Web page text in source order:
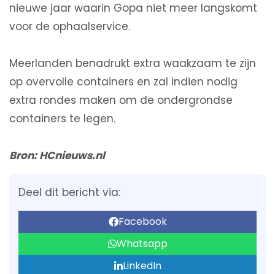
nieuwe jaar waarin Gopa niet meer langskomt
voor de ophaalservice.
Meerlanden benadrukt extra waakzaam te zijn
op overvolle containers en zal indien nodig
extra rondes maken om de ondergrondse
containers te legen.
Bron: HCnieuws.nl
Deel dit bericht via:
Facebook
Whatsapp
LinkedIn